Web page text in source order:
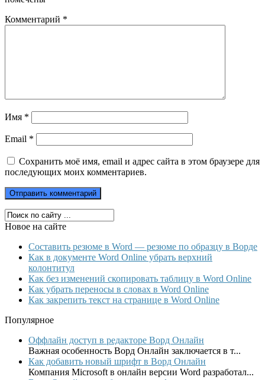
Комментарий *
Имя *
Email *
Сохранить моё имя, email и адрес сайта в этом браузере для
последующих моих комментариев.
Новое на сайте
Составить резюме в Word — резюме по образцу в Ворде
Как в документе Word Online убрать верхний
колонтитул
Как без изменений скопировать таблицу в Word Online
Как убрать переносы в словах в Word Online
Как закрепить текст на странице в Word Online
Популярное
Оффлайн доступ в редакторе Ворд Онлайн
Важная особенность Ворд Онлайн заключается в т...
Как добавить новый шрифт в Ворд Онлайн
Компания Microsoft в онлайн версии Word разработал...